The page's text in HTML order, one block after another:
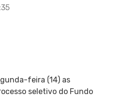
feira (14) as
seletivo do Fundo